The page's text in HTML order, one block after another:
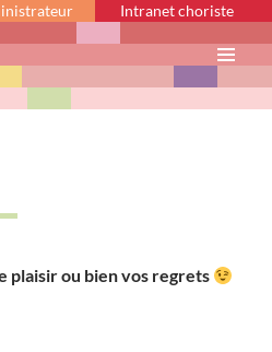
Intranet choriste
plaisir ou bien vos regrets